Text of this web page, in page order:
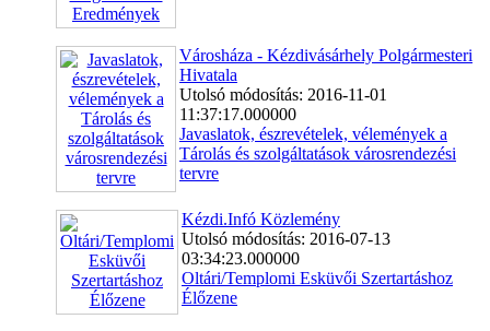
Városháza - Kézdivásárhely Polgármesteri
Hivatala
Utolsó módosítás: 2016-11-01
11:37:17.000000
Javaslatok, észrevételek, vélemények a
Tárolás és szolgáltatások városrendezési
tervre
Kézdi.Infó Közlemény
Utolsó módosítás: 2016-07-13
03:34:23.000000
Oltári/Templomi Esküvői Szertartáshoz
Élőzene